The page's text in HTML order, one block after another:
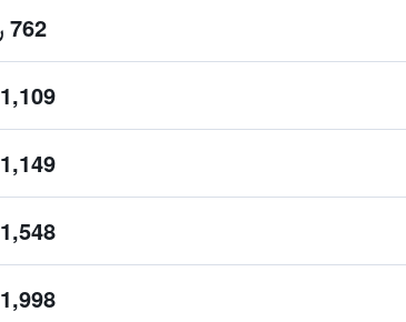
762 ﷼
1,109 ﷼
1,149 ﷼
1,548 ﷼
1,998 ﷼